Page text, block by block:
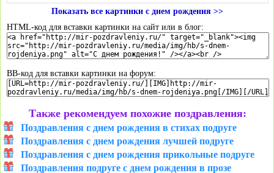
Показать все картинки с днем рождения >>
HTML-код для вставки картинки на сайт или в блог:
BB-код для вставки картинки на форум:
Также рекомендуем похожие поздравления:
Поздравления с днем рождения в стихах подруге
Поздравления с днем рождения лучшей подруге
Поздравления с днем рождения прикольные подруге
Поздравления подруге с днем рождения в прозе